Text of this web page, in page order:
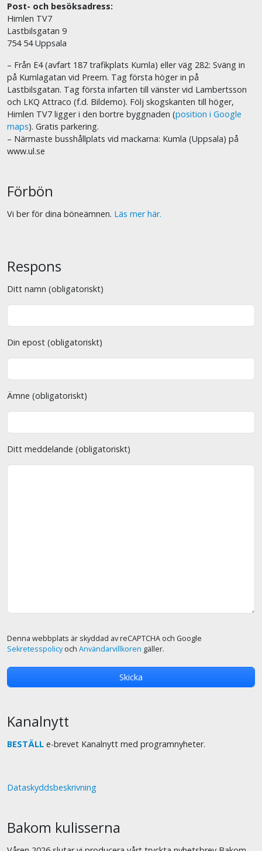
Post- och besöksadress:
Himlen TV7
Lastbilsgatan 9
754 54 Uppsala
– Från E4 (avfart 187 trafikplats Kumla) eller väg 282: Sväng in
på Kumlagatan vid Preem. Tag första höger in på
Lastbilsgatan. Tag första infarten till vänster vid Lambertsson
och LKQ Attraco (f.d. Bildemo). Följ skogskanten till höger,
Himlen TV7 ligger i den bortre byggnaden (position i Google
maps). Gratis parkering.
– Närmaste busshållplats vid mackarna: Kumla (Uppsala) på
www.ul.se
Förbön
Vi ber för dina böneämnen. Läs mer här.
Respons
Ditt namn (obligatoriskt)
Din epost (obligatoriskt)
Ämne (obligatoriskt)
Ditt meddelande (obligatoriskt)
Denna webbplats är skyddad av reCAPTCHA och Google
Sekretesspolicyoch Användarvillkoren gäller.
Kanalnytt
BESTÄLL e-brevet Kanalnytt med programnyheter.
Dataskyddsbeskrivning
Bakom kulisserna